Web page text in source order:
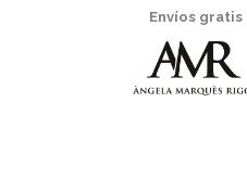
Envíos gratis